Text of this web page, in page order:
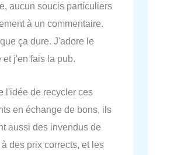
aucun soucis particuliers
à un commentaire.
ça dure. J'adore le
et j'en fais la pub.
l'idée de recycler ces
en échange de bons, ils
aussi des invendus de
des prix corrects, et les